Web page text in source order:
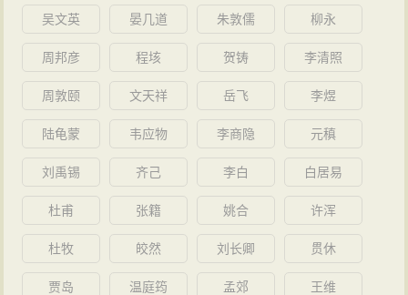
吴文英 晏几道 朱敦儒 柳永
周邦彦 程垓 贺铸 李清照
周敦颐 文天祥 岳飞 李煜
陆龟蒙 韦应物 李商隐 元稹
刘禹锡 齐己 李白 白居易
杜甫 张籍 姚合 许浑
杜牧 皎然 刘长卿 贯休
贾岛 温庭筠 孟郊 王维